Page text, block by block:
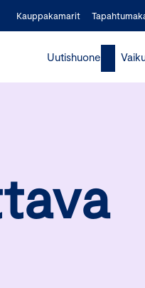
Kauppakamarit
Uutishuone